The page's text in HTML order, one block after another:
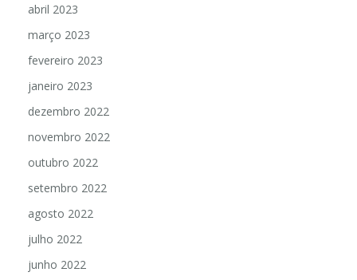
abril 2023
março 2023
fevereiro 2023
janeiro 2023
dezembro 2022
novembro 2022
outubro 2022
setembro 2022
agosto 2022
julho 2022
junho 2022